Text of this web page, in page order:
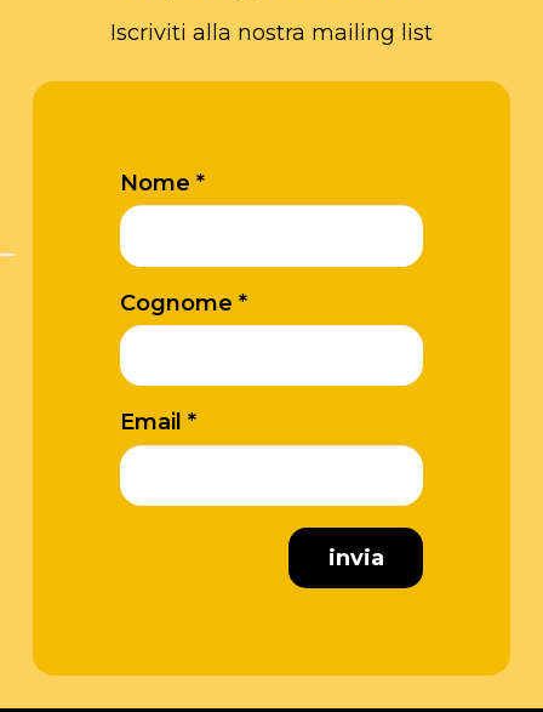
Iscriviti alla nostra mailing list
Nome *
Cognome *
Email *
invia